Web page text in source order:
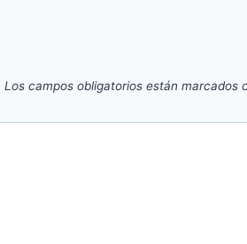
Los campos obligatorios están marcados